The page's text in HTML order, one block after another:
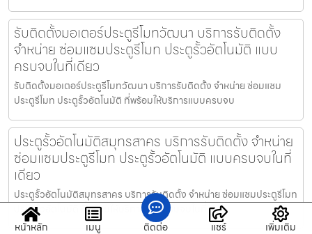
รับติดตั้งมอเตอร์ประตูรีโมทวัฒนา บริการรับติดตั้ง
จำหน่าย ซ่อมแซมประตูรีโมท ประตูรั้วอัตโนมัติ แบบ
ครบจบในที่เดียว
รับติดตั้งมอเตอร์ประตูรีโมทวัฒนา บริการรับติดตั้ง จำหน่าย ซ่อมแซม
ประตูรีโมท ประตูรั้วอัตโนมัติ ที่พร้อมให้บริการแบบครบจบ
ประตูรั้วอัตโนมัติสมุทรสาคร บริการรับติดตั้ง จำหน่าย
ซ่อมแซมประตูรีโมท ประตูรั้วอัตโนมัติ แบบครบจบในที่
เดียว
ประตูรั้วอัตโนมัติสมุทรสาคร บริการรับติดตั้ง จำหน่าย ซ่อมแซมประตูรีโมท
ประตูรั้วอัตโนมัติ ที่พร้อมให้บริการแบบครบจบในที่
หน้าหลัก
เมนู ติดต่อ แชร์ เพิ่มเติม